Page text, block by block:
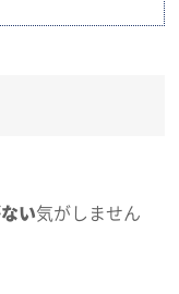
い気がしません